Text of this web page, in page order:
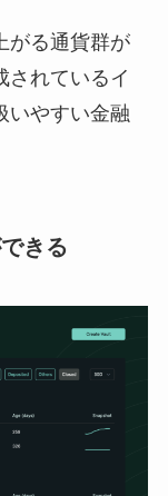
がる通貨群が
されているイ
いやすい金融
きる